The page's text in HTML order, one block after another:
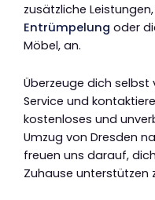
zusätzliche
Entrümpelung oder
Möbel, an.
Überzeuge dich
Service und
kostenloses und
Umzug von Dresden
freuen uns darauf,
Zuhause unterstützen